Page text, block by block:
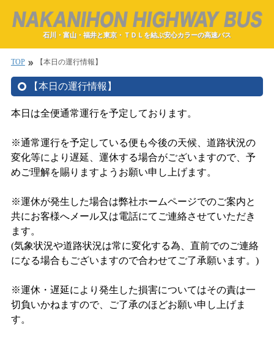
石川・富山・福井と東京・ＴＤＬを結ぶ安心カラーの高速バス
TOP double_arrow 【本日の運行情報】
【本日の運行情報】
本日は全便通常運行を予定しております。
※通常運行を予定している便も今後の天候、道路状況の
変化等により遅延、運休する場合がございますので、予
めご理解を賜りますようお願い申し上げます。
※運休が発生した場合は弊社ホームページでのご案内と
共にお客様へメール又は電話にてご連絡させていただき
ます。
(気象状況や道路状況は常に変化する為、直前でのご連絡
になる場合もございますので合わせてご了承願います。)
※運休・遅延により発生した損害についてはその責は一
切負いかねますので、ご了承のほどお願い申し上げま
す。